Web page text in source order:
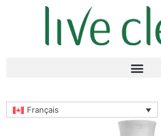
Français